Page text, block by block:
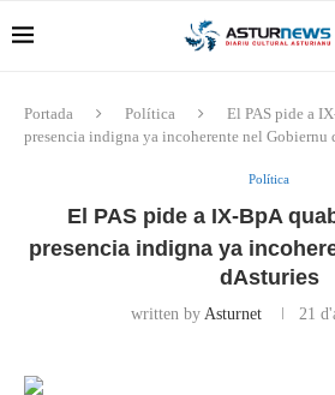
Portada Política
El PAS pide a
presencia indigna ya incoherente nel Gobiernu
Política
El PAS pide a IX-BpA
presencia indigna ya
dAsturies
written by Asturnet 21